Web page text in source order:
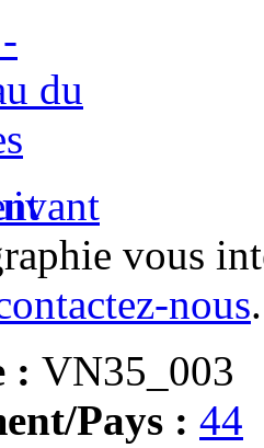
vous
nous.
: VN35_003
Pays : 44